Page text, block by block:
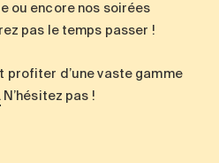
ou encore nos soirées
pas le temps passer !
profiter d’une vaste gamme
N’hésitez pas !